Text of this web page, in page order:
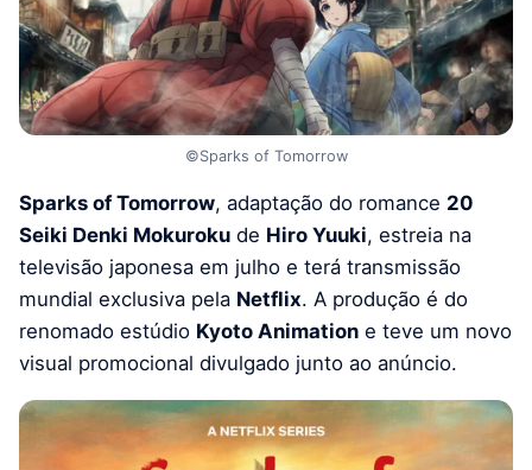
©Sparks of Tomorrow
Sparks of Tomorrow, adaptação do romance 20
Seiki Denki Mokuroku de Hiro Yuuki, estreia na
televisão japonesa em julho e terá transmissão
mundial exclusiva pela Netflix. A produção é do
renomado estúdio Kyoto Animation e teve um novo
visual promocional divulgado junto ao anúncio.